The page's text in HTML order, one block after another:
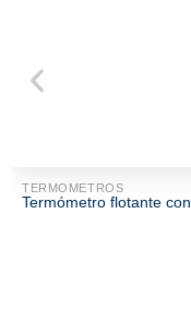
TERMOMETROS
Termómetro flotante